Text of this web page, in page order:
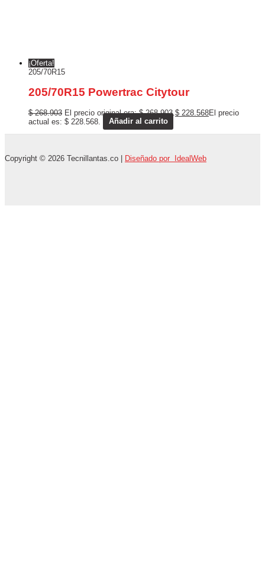
¡Oferta!
205/70R15
205/70R15 Powertrac Citytour
$268.903 El precio original era: $ 268.903. $ 228.568El precio
actual es: $ 228.568.
Añadir al carrito
Copyright © 2026 Tecnillantas.co | Diseñado por IdealWeb